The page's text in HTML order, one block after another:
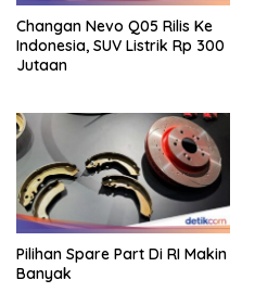
Changan Nevo Q05 Rilis Ke
Indonesia, SUV Listrik Rp 300
Jutaan
Pilihan Spare Part Di RI Makin
Banyak